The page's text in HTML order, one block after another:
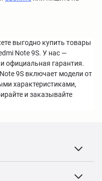
выгодно купить товары
Note 9S. У нас —
официальная гарантия.
9S включает модели от
характеристиками,
и заказывайте